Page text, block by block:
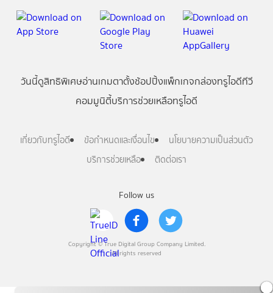
Follow us
Copyright © True Digital Group Company Limited.
All rights reserved
วันนี้ดูสิทธิพิเศษอ่านเกมตาตั้งช้อปปิ้งแพ็กเกจกล่องทรูไอดีทีวี
คอมมูนิตี้บริการช่วยเหลือทรูไอดี
เกี่ยวกับทรูไอดี ข้อกำหนดและเงื่อนไข
นโยบายความเป็นส่วนตัว
บริการช่วยเหลือ
ติดต่อเรา